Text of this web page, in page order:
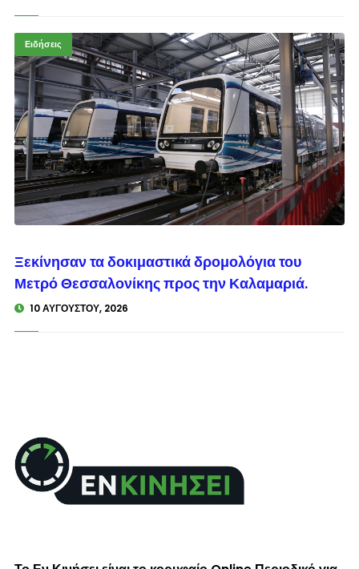
Ειδήσεις
Ξεκίνησαν τα δοκιμαστικά δρομολόγια του
Μετρό Θεσσαλονίκης προς την Καλαμαριά.
10 ΑΥΓΟΎΣΤΟΥ, 2026